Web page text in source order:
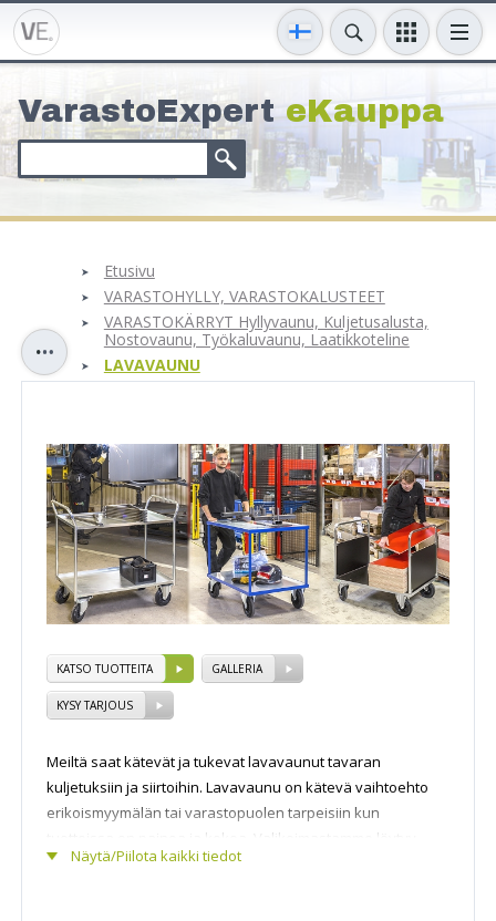
VarastoExperteKauppa
Etusivu
VARASTOHYLLY, VARASTOKALUSTEET
VARASTOKÄRRYT Hyllyvaunu, Kuljetusalusta,
Nostovaunu, Työkaluvaunu, Laatikkoteline
LAVAVAUNU
KATSO TUOTTEITA GALLERIA
KYSY TARJOUS
Näytä/Piilota kaikki tiedot
Meiltä saat kätevät ja tukevat lavavaunut tavaran
kuljetuksiin ja siirtoihin. Lavavaunu on kätevä vaihtoehto
erikoismyymälän tai varastopuolen tarpeisiin kun
tuotteissa on painoa ja kokoa. Valikoimastamme löytyy
vahvat lavavaunut, hyllyvaunut ja nokkakärryt moneen